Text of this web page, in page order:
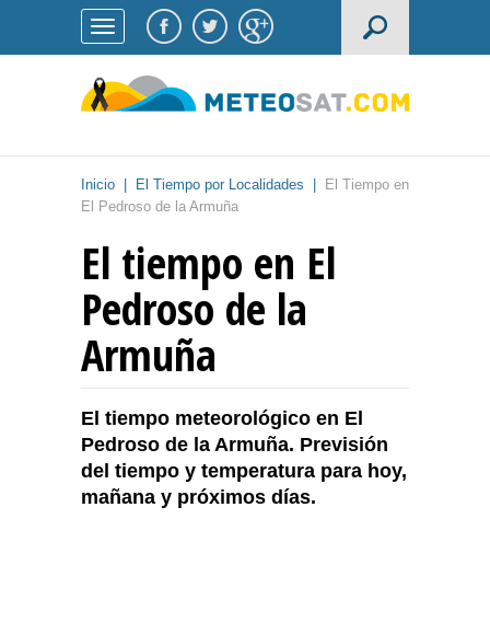
Inicio El Tiempo por Localidades
El Tiempo en
El Pedroso de la Armuña
El tiempo en El
Pedroso de la
Armuña
El tiempo meteorológico en El
Pedroso de la Armuña. Previsión
del tiempo y temperatura para hoy,
mañana y próximos días.